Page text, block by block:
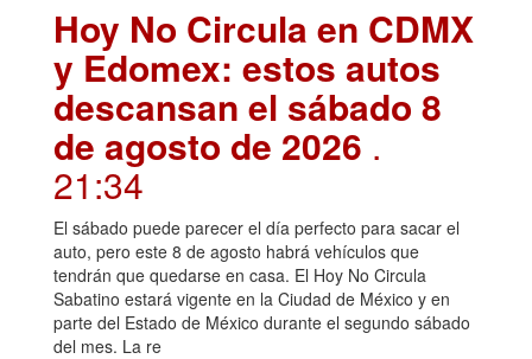
Hoy No Circula en CDMX
y Edomex: estos autos
descansan el sábado 8
de agosto de 2026 .
21:34
El sábado puede parecer el día perfecto para sacar el
auto, pero este 8 de agosto habrá vehículos que
tendrán que quedarse en casa. El Hoy No Circula
Sabatino estará vigente en la Ciudad de México y en
parte del Estado de México durante el segundo sábado
del mes. La re